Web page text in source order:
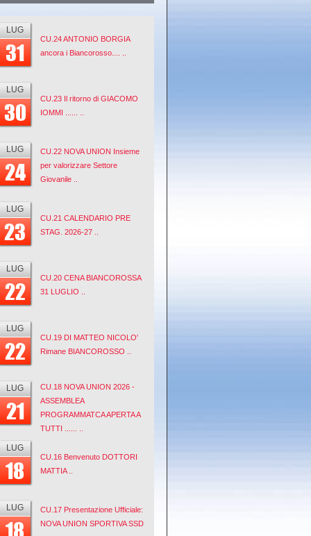
LUG
31
CU.24 ANTONIO BORGIA
ancora i Biancorosso.... ..
LUG
30
CU.23 Il ritorno di GIACOMO
IOMMI ...... ..
LUG
24
CU.22 NOVA UNION Insieme
per valorizzare Settore
Giovanile ..
LUG
23
CU.21 CALENDARIO PRE
STAG. 2026-27 ..
LUG
22
CU.20 CENA BIANCOROSSA
31 LUGLIO ..
LUG
22
CU.19 DI MATTEO NICOLO'
Rimane BIANCOROSSO ..
LUG
21
CU.18 NOVA UNION 2026 -
ASSEMBLEA
PROGRAMMATCA APERTA A
TUTTI ...... ..
LUG
18
CU.16 Benvenuto DOTTORI
MATTIA ..
LUG
18
CU.17 Presentazione Ufficiale:
NOVA UNION SPORTIVA SSD